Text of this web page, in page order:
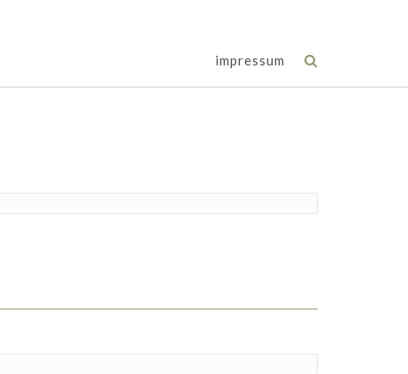
impressum